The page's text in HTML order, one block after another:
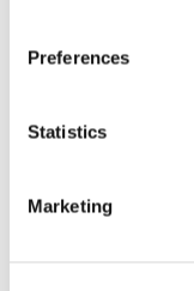
Preferences
Statistics
Marketing
capacidad
En tiempos de
violencia
también física),